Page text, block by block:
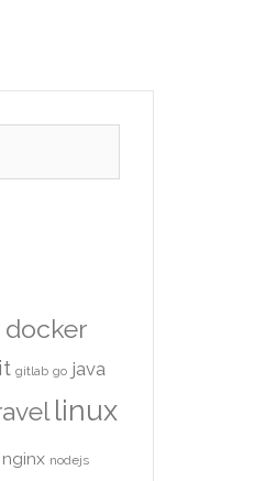
docker
gitlab go java
linux
nginx nodejs